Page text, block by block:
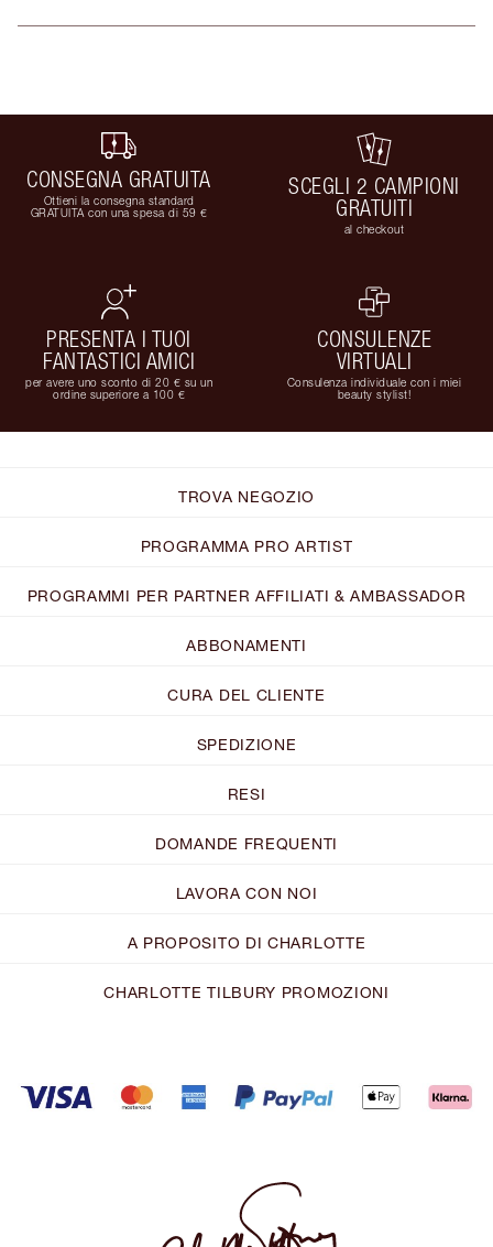
CONSEGNA GRATUITA
Ottieni la consegna standard
GRATUITA con una spesa di 59 €
SCEGLI 2 CAMPIONI
GRATUITI
al checkout
PRESENTA I TUOI
FANTASTICI AMICI
per avere uno sconto di 20 € su un
ordine superiore a 100 €
CONSULENZE
VIRTUALI
Consulenza individuale con i miei
beauty stylist!
TROVA NEGOZIO
PROGRAMMA PRO ARTIST
PROGRAMMI PER PARTNER AFFILIATI & AMBASSADOR
ABBONAMENTI
CURA DEL CLIENTE
SPEDIZIONE
RESI
DOMANDE FREQUENTI
LAVORA CON NOI
A PROPOSITO DI CHARLOTTE
CHARLOTTE TILBURY PROMOZIONI